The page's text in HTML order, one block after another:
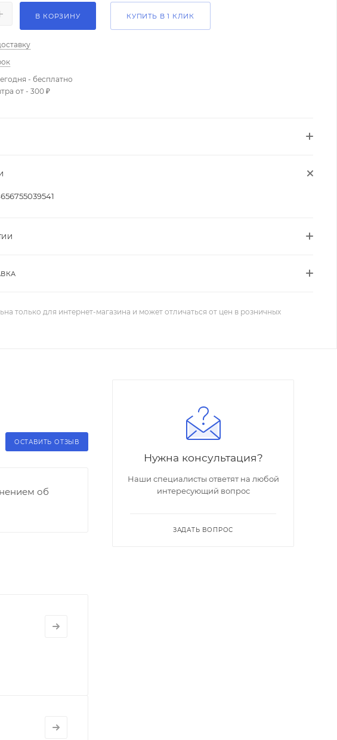
В КОРЗИНУ КУПИТЬ В 1 КЛИК
- бесплатно
от - 300 ₽
только для интернет-магазина и может отличаться от цен в розничных
ОСТАВИТЬ ОТЗЫВ
об
Нужна консультация?
Наши специалисты ответят на любой
интересующий вопрос
ЗАДАТЬ ВОПРОС